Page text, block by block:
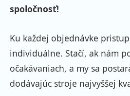
spoločnosť!
Ku každej objednávke
individuálne. Stačí, ak nám
očakávaniach, a my sa
dodávajúc stroje najvyššej